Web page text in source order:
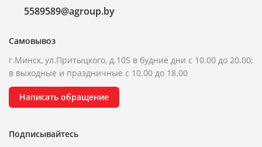
5589589@agroup.by
Самовывоз
г.Минск, ул.Притыцкого, д.105 в будние дни с 10.00 до 20.00;
в выходные и праздничные с 10.00 до 18.00
Написать обращение
Подписывайтесь